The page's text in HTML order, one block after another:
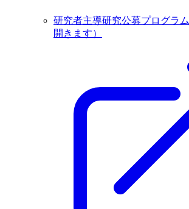
研究者主導研究公募プログラム
開きます）